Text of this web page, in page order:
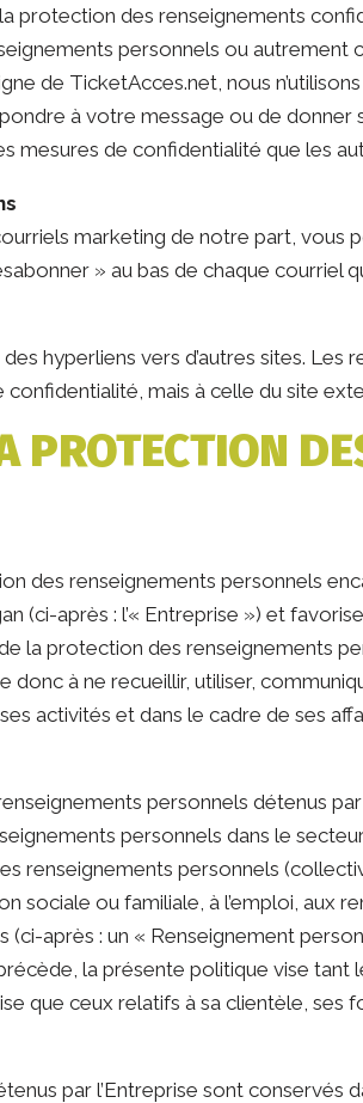
protection des renseignements
personnels ou autrement
de TicketAcces.net, nous
à votre message ou de
mesures de confidentialité que les
marketing de notre part, vous
» au bas de chaque courriel
hyperliens vers d’autres sites. Les
mais à celle du site
PROTECTION
des renseignements personnels
(ci-après : l’« Entreprise ») et
de la protection des renseignements
donc à ne recueillir, utiliser,
activités et dans le cadre de ses
personnels détenus
personnels dans le
renseignements personnels
sociale ou familiale, à l’emploi, aux
(ci-après : un « Renseignement
la présente politique vise
que ceux relatifs à sa clientèle, ses
par l’Entreprise sont conservés